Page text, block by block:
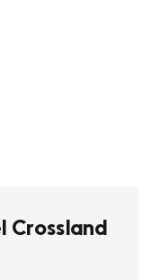
Crossland